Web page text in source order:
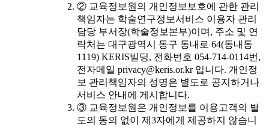
② 교육정보원의 개인정보보호에 관한 관리
책임자는 학술연구정보서비스 이용자 관리
담당 부서장(학술정보본부)이며, 주소 및 연
락처는 대구광역시 동구 동내로 64(동내동
1119) KERIS빌딩, 전화번호 054-714-0114번,
전자메일 privacy@keris.or.kr 입니다. 개인정
보 관리책임자의 성명은 별도로 공지하거나
서비스 안내에 게시합니다.
③ 교육정보원은 개인정보를 이용고객의 별
도의 동의 없이 제3자에게 제공하지 않습니